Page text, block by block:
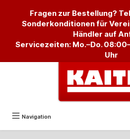
Fragen zur Bestellung?
Sonderkonditionen für
Händler auf
Servicezeiten: Mo.–Do.
Uhr
Navigation